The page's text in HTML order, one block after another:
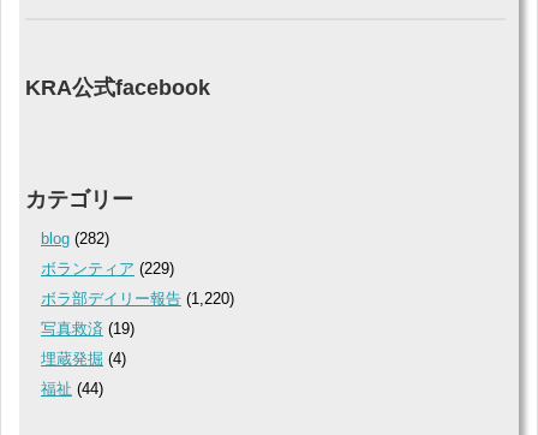
KRA公式facebook
カテゴリー
blog (282)
ボランティア (229)
ボラ部デイリー報告 (1,220)
写真救済 (19)
埋蔵発掘 (4)
福祉 (44)